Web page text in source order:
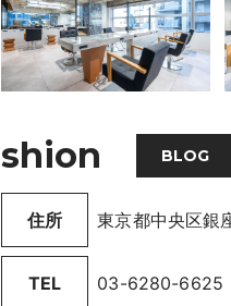
shion BLOG
住所 東京都中央区銀
TEL 03-6280-6625